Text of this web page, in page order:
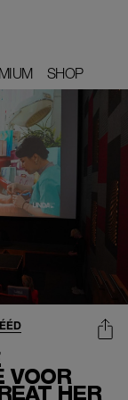
SHOP
SHOP
VOOR
HER